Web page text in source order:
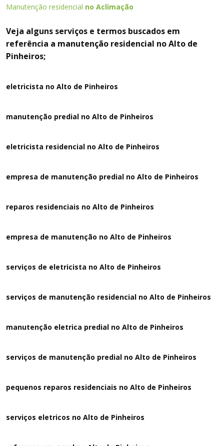
Manutenção residencial no Aclimação
Veja alguns serviços e termos buscados em
referência a manutenção residencial no Alto de
Pinheiros;
eletricista no Alto de Pinheiros
manutenção predial no Alto de Pinheiros
eletricista residencial no Alto de Pinheiros
empresa de manutenção predial no Alto de Pinheiros
reparos residenciais no Alto de Pinheiros
empresa de manutenção no Alto de Pinheiros
serviços de eletricista no Alto de Pinheiros
serviços de manutenção residencial no Alto de Pinheiros
manutenção eletrica predial no Alto de Pinheiros
serviços de manutenção predial no Alto de Pinheiros
pequenos reparos residenciais no Alto de Pinheiros
serviços eletricos no Alto de Pinheiros